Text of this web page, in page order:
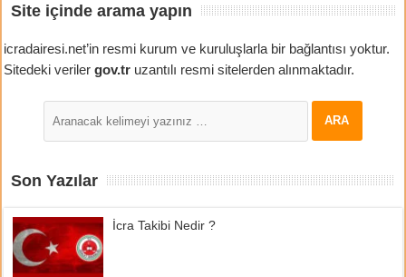
Site içinde arama yapın
icradairesi.net’in resmi kurum ve kuruluşlarla bir bağlantısı yoktur.
Sitedeki verilergov.tr uzantılı resmi sitelerden alınmaktadır.
Son Yazılar
İcra Takibi Nedir ?